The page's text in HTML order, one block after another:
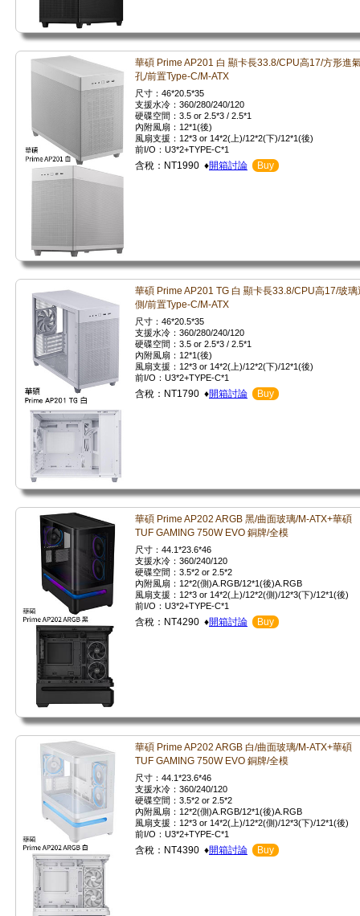
華碩 Prime AP201 白 顯卡長33.8/CPU高17/方形進
孔/前置Type-C/M-ATX
尺寸：46*20.5*35
支援水冷：360/280/240/120
硬碟空間：3.5 or 2.5*3 / 2.5*1
內附風扇：12*1(後)
風扇支援：12*3 or 14*2(上)/12*2(下)/12*1(後)
前I/O：U3*2+TYPE-C*1
含稅：NT1990 ♦開箱討論 Buy
華碩 Prime AP201 TG 白 顯卡長33.8/CPU高17/玻璃
側/前置Type-C/M-ATX
尺寸：46*20.5*35
支援水冷：360/280/240/120
硬碟空間：3.5 or 2.5*3 / 2.5*1
內附風扇：12*1(後)
風扇支援：12*3 or 14*2(上)/12*2(下)/12*1(後)
前I/O：U3*2+TYPE-C*1
含稅：NT1790 ♦開箱討論 Buy
華碩 Prime AP202 ARGB 黑/曲面玻璃/M-ATX+華碩
TUF GAMING 750W EVO 銅牌/全模
尺寸：44.1*23.6*46
支援水冷：360/240/120
硬碟空間：3.5*2 or 2.5*2
內附風扇：12*2(側)A.RGB/12*1(後)A.RGB
風扇支援：12*3 or 14*2(上)/12*2(側)/12*3(下)/12*1(後)
前I/O：U3*2+TYPE-C*1
含稅：NT4290 ♦開箱討論 Buy
華碩 Prime AP202 ARGB 白/曲面玻璃/M-ATX+華碩
TUF GAMING 750W EVO 銅牌/全模
尺寸：44.1*23.6*46
支援水冷：360/240/120
硬碟空間：3.5*2 or 2.5*2
內附風扇：12*2(側)A.RGB/12*1(後)A.RGB
風扇支援：12*3 or 14*2(上)/12*2(側)/12*3(下)/12*1(後)
前I/O：U3*2+TYPE-C*1
含稅：NT4390 ♦開箱討論 Buy